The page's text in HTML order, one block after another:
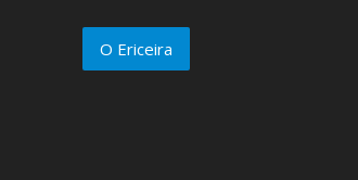
O Ericeira